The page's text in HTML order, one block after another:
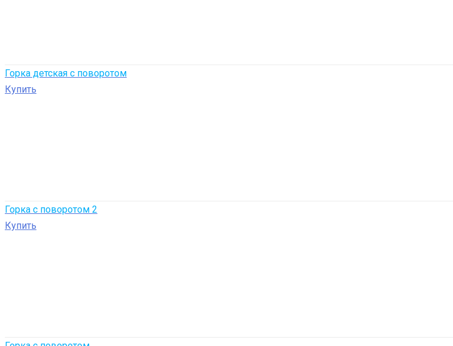
Горка детская с поворотом
Купить
Горка с поворотом 2
Купить